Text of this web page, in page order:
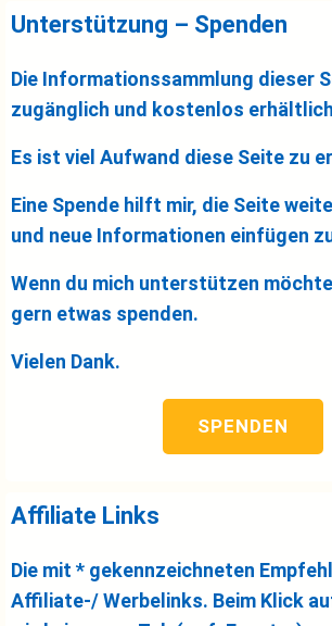
Unterstützung – Spenden
Die Informationssammlung dieser
zugänglich und kostenlos
Es ist viel Aufwand diese Seite zu
Eine Spende hilft mir, die Seite
und neue Informationen einfügen
Wenn du mich unterstützen
gern etwas spenden.
Vielen Dank.
SPENDEN
Affiliate Links
Die mit * gekennzeichneten
Affiliate-/ Werbelinks. Beim Klick